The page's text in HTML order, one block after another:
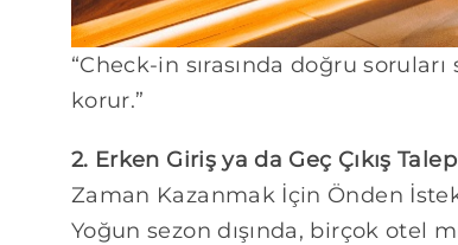
“Check-in sırasında doğru
korur.”
2. Erken Giriş ya da Geç Çıkış
Zaman Kazanmak İçin Önden İstek
Yoğun sezon dışında, birçok otel